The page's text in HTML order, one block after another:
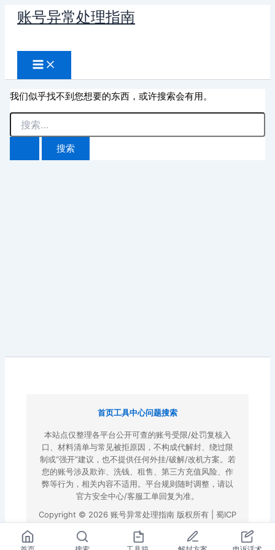
账号异常处理指南
索
我们似乎找不到您想要的东西，或许搜索会有用。
搜
索：
首页工具中心问题搜索
本站点仅整理各平台公开可查的账号受限/处罚复核入
口、材料清单与常见被拒原因，不构成代解封、绕过限
制或“强开”建议，也不提供任何外挂/破解/改机方案。若
您的账号涉及欺诈、洗钱、租售、第三方充值风险、作
弊等行为，相关内容不适用。平台规则随时调整，请以
官方安全中心/客服工单回复为准。
Copyright © 2026 账号异常处理指南 版权所有 | 蜀ICP